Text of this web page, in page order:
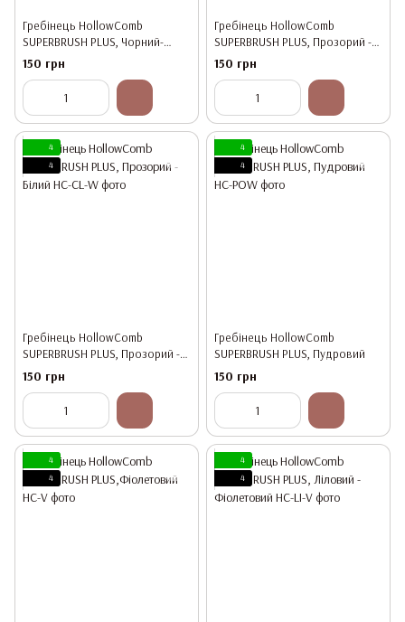
Гребінець HollowComb
SUPERBRUSH PLUS, Чорний-
Зелений
150 грн
Гребінець HollowComb
SUPERBRUSH PLUS, Прозорий -
Зелений
150 грн
4
4
Гребінець HollowComb
SUPERBRUSH PLUS, Прозорий -
Білий
150 грн
4
4
Гребінець HollowComb
SUPERBRUSH PLUS, Пудровий
150 грн
4
4
4
4